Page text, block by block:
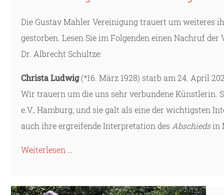
Die Gustav Mahler Vereinigung trauert um weiteres
gestorben. Lesen Sie im Folgenden einen Nachruf
Dr. Albrecht Schultze:
Christa Ludwig(*16. März 1928) starb am 24. April
Wir trauern um die uns sehr verbundene Künstlerin.
e.V., Hamburg, und sie galt als eine der wichtigsten
auch ihre ergreifende Interpretation des Abschiedsin
Weiterlesen …